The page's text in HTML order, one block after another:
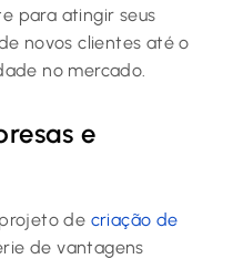
para atingir seus
novos clientes até o
no mercado.
e
de criação de
de vantagens